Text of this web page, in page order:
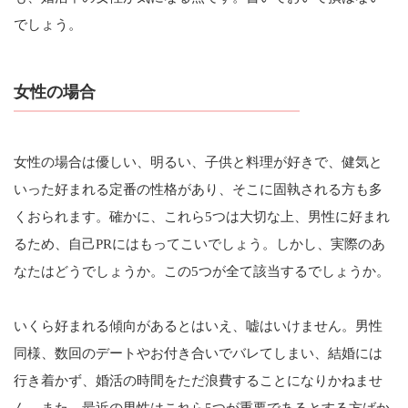
でしょう。
女性の場合
女性の場合は優しい、明るい、子供と料理が好きで、健気と
いった好まれる定番の性格があり、そこに固執される方も多
くおられます。確かに、これら5つは大切な上、男性に好まれ
るため、自己PRにはもってこいでしょう。しかし、実際のあ
なたはどうでしょうか。この5つが全て該当するでしょうか。
いくら好まれる傾向があるとはいえ、嘘はいけません。男性
同様、数回のデートやお付き合いでバレてしまい、結婚には
行き着かず、婚活の時間をただ浪費することになりかねませ